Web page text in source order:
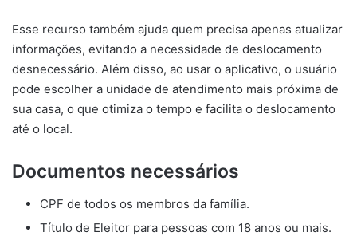
Esse recurso também ajuda quem precisa apenas atualizar
informações, evitando a necessidade de deslocamento
desnecessário. Além disso, ao usar o aplicativo, o usuário
pode escolher a unidade de atendimento mais próxima de
sua casa, o que otimiza o tempo e facilita o deslocamento
até o local.
Documentos necessários
CPF de todos os membros da família.
Título de Eleitor para pessoas com 18 anos ou mais.